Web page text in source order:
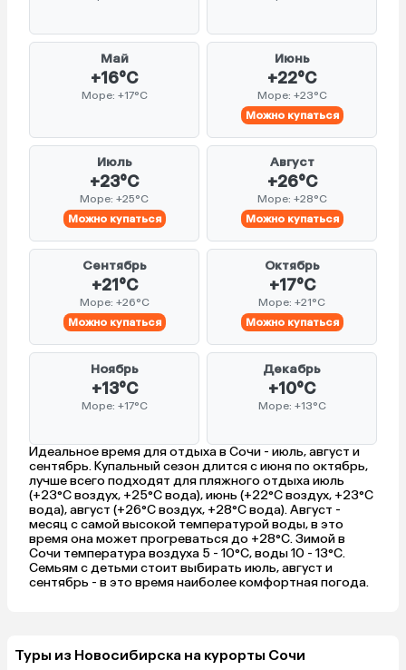
Май
+16°C
Море: +17°C
Июнь
+22°C
Море: +23°C
Можно купаться
Июль
+23°C
Море: +25°C
Можно купаться
Август
+26°C
Море: +28°C
Можно купаться
Сентябрь
+21°C
Море: +26°C
Можно купаться
Октябрь
+17°C
Море: +21°C
Можно купаться
Ноябрь
+13°C
Море: +17°C
Декабрь
+10°C
Море: +13°C
Идеальное время для отдыха в Сочи - июль, август и
сентябрь. Купальный сезон длится с июня по октябрь,
лучше всего подходят для пляжного отдыха июль
(+23°C воздух, +25°C вода), июнь (+22°C воздух, +23°C
вода), август (+26°C воздух, +28°C вода). Август -
месяц с самой высокой температурой воды, в это
время она может прогреваться до +28°C. Зимой в
Сочи температура воздуха 5 - 10°C, воды 10 - 13°C.
Семьям с детьми стоит выбирать июль, август и
сентябрь - в это время наиболее комфортная погода.
Туры из Новосибирска на курорты Сочи